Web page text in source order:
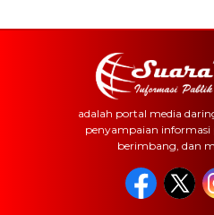
adalah portal media
penyampaian informasi
berimbang, dan